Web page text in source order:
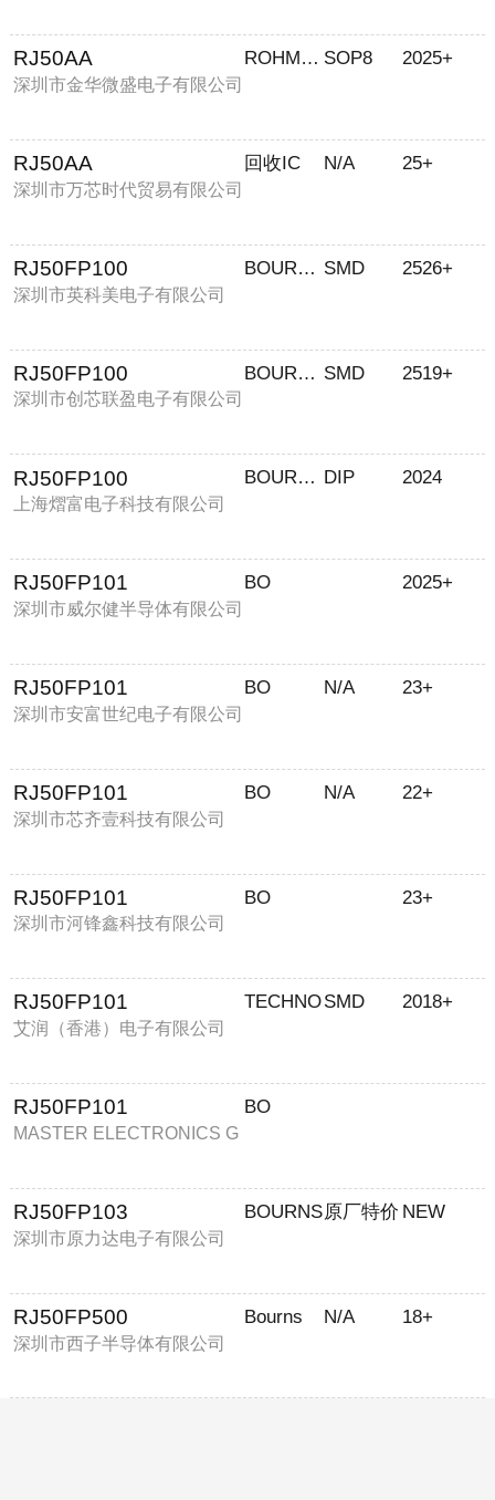
RJ50AA
深圳市金华微盛电子有限公司
ROHM/罗姆 SOP8 2025+
RJ50AA
深圳市万芯时代贸易有限公司
回收IC N/A 25+
RJ50FP100
深圳市英科美电子有限公司
BOURNS/伯恩斯 SMD 2526+
RJ50FP100
深圳市创芯联盈电子有限公司
BOURNS/伯恩斯 SMD 2519+
RJ50FP100
上海熠富电子科技有限公司
BOURNS/伯恩斯 DIP 2024
RJ50FP101
深圳市威尔健半导体有限公司
BO 2025+
RJ50FP101
深圳市安富世纪电子有限公司
BO N/A 23+
RJ50FP101
深圳市芯齐壹科技有限公司
BO N/A 22+
RJ50FP101
深圳市河锋鑫科技有限公司
BO 23+
RJ50FP101
艾润（香港）电子有限公司
TECHNOSMD 2018+
RJ50FP101
MASTER ELECTRONICS G
BO
RJ50FP103
深圳市原力达电子有限公司
BOURNS原厂特价 NEW
RJ50FP500
深圳市西子半导体有限公司
Bourns N/A 18+